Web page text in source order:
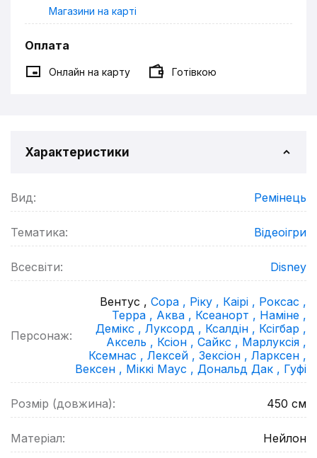
Магазини на карті
Оплата
Онлайн на карту Готівкою
Характеристики
Вид: Ремінець
Тематика: Відеоігри
Всесвіти: Disney
Персонаж:
Вентус , Сора , Ріку , Каірі , Роксас ,
Терра , Аква , Ксеанорт , Наміне ,
Демікс , Луксорд , Ксалдін , Ксігбар ,
Аксель , Ксіон , Сайкс , Марлуксія ,
Ксемнас , Лексей , Зексіон , Ларксен ,
Вексен , Міккі Маус , Дональд Дак , Гуфі
Розмір (довжина): 450 см
Матеріал: Нейлон